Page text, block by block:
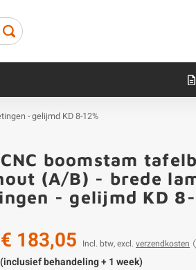
- gelijmd KD 8-12%
boomstam
(A/B) - brede
- gelijmd KD 8-
€ 183,05 Incl. btw, excl. verzendkosten
behandeling + 1 week)